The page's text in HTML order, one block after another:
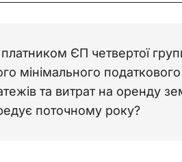
ЄП четвертої
мінімального
та витрат на оренду
поточному року?